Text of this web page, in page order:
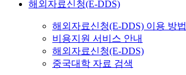
해외자료신청(E-DDS)
해외자료신청(E-DDS) 이용 방법
비용지원 서비스 안내
해외자료신청(E-DDS)
중국대학 자료 검색